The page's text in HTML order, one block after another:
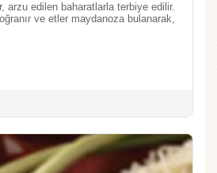
arzu edilen baharatlarla terbiye edilir.
ve etler maydanoza bulanarak,